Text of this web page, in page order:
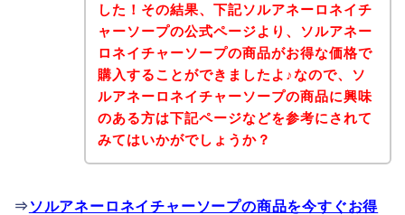
した！その結果、下記ソルアネーロネイチ
ャーソープの公式ページより、ソルアネー
ロネイチャーソープの商品がお得な価格で
購入することができましたよ♪なので、ソ
ルアネーロネイチャーソープの商品に興味
のある方は下記ページなどを参考にされて
みてはいかがでしょうか？
⇒ ソルアネーロネイチャーソープの商品を今すぐお得